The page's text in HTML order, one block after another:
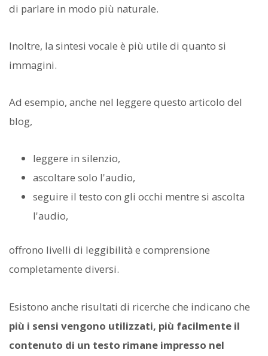
di parlare in modo più naturale.
Inoltre, la sintesi vocale è più utile di quanto si
immagini.
Ad esempio, anche nel leggere questo articolo del
blog,
leggere in silenzio,
ascoltare solo l'audio,
seguire il testo con gli occhi mentre si ascolta
l'audio,
offrono livelli di leggibilità e comprensione
completamente diversi.
Esistono anche risultati di ricerche che indicano che
più i sensi vengono utilizzati, più facilmente il
contenuto di un testo rimane impresso nel